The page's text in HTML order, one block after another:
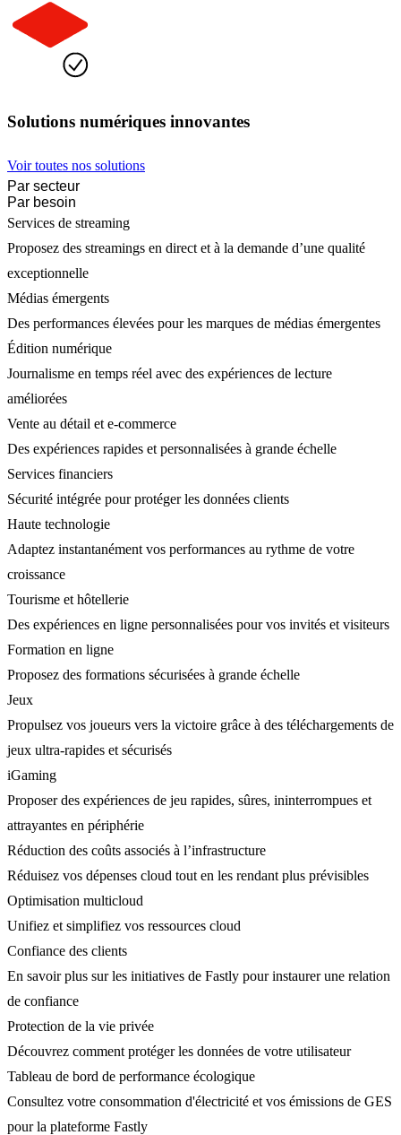
Solutions numériques innovantes
Voir toutes nos solutions
Par secteur
Par besoin
Services de streaming
Proposez des streamings en direct et à la demande d’une qualité
exceptionnelle
Médias émergents
Des performances élevées pour les marques de médias émergentes
Édition numérique
Journalisme en temps réel avec des expériences de lecture
améliorées
Vente au détail et e-commerce
Des expériences rapides et personnalisées à grande échelle
Services financiers
Sécurité intégrée pour protéger les données clients
Haute technologie
Adaptez instantanément vos performances au rythme de votre
croissance
Tourisme et hôtellerie
Des expériences en ligne personnalisées pour vos invités et visiteurs
Formation en ligne
Proposez des formations sécurisées à grande échelle
Jeux
Propulsez vos joueurs vers la victoire grâce à des téléchargements de
jeux ultra-rapides et sécurisés
iGaming
Proposer des expériences de jeu rapides, sûres, ininterrompues et
attrayantes en périphérie
Réduction des coûts associés à l’infrastructure
Réduisez vos dépenses cloud tout en les rendant plus prévisibles
Optimisation multicloud
Unifiez et simplifiez vos ressources cloud
Confiance des clients
En savoir plus sur les initiatives de Fastly pour instaurer une relation
de confiance
Protection de la vie privée
Découvrez comment protéger les données de votre utilisateur
Tableau de bord de performance écologique
Consultez votre consommation d'électricité et vos émissions de GES
pour la plateforme Fastly